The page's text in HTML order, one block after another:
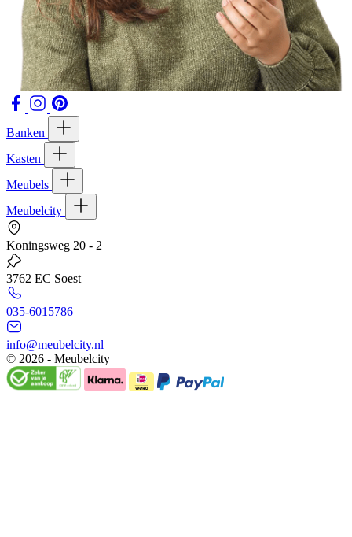
Banken
Kasten
Meubels
Meubelcity
Koningsweg 20 - 2
3762 EC Soest
035-6015786
info@meubelcity.nl
© 2026 - Meubelcity